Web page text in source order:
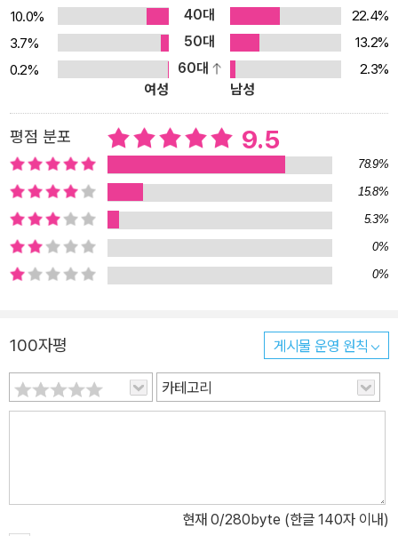
10.0%
40대
22.4%
3.7%
50대
13.2%
0.2%
60대
2.3%
여성
남성
평점 분포 9.5
78.9%
15.8%
5.3%
0%
0%
100자평 게시물 운영 원칙
카테고리
현재 0/280byte (한글 140자 이내)